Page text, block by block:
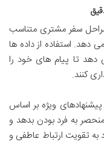
مراحل سفر مشتری متناسب
دهد. استفاده از داده ها
دهد تا پیام های خود را
کنند.
ویژه بر اساس
به فرد بودن بدهد و
به تقویت ارتباط عاطفی و